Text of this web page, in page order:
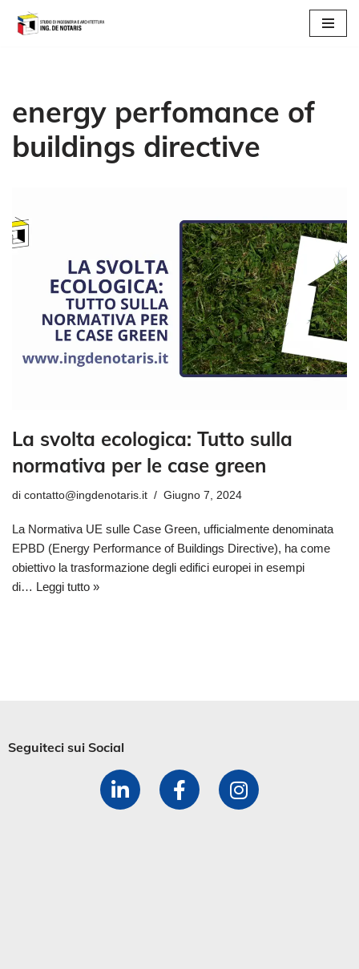
energy perfomance of
buildings directive
La svolta ecologica: Tutto sulla
normativa per le case green
di contatto@ingdenotaris.it Giugno 7, 2024
La Normativa UE sulle Case Green, ufficialmente denominata
EPBD (Energy Performance of Buildings Directive), ha come
obiettivo la trasformazione degli edifici europei in esempi
di… Leggi tutto »
Seguiteci sui Social​